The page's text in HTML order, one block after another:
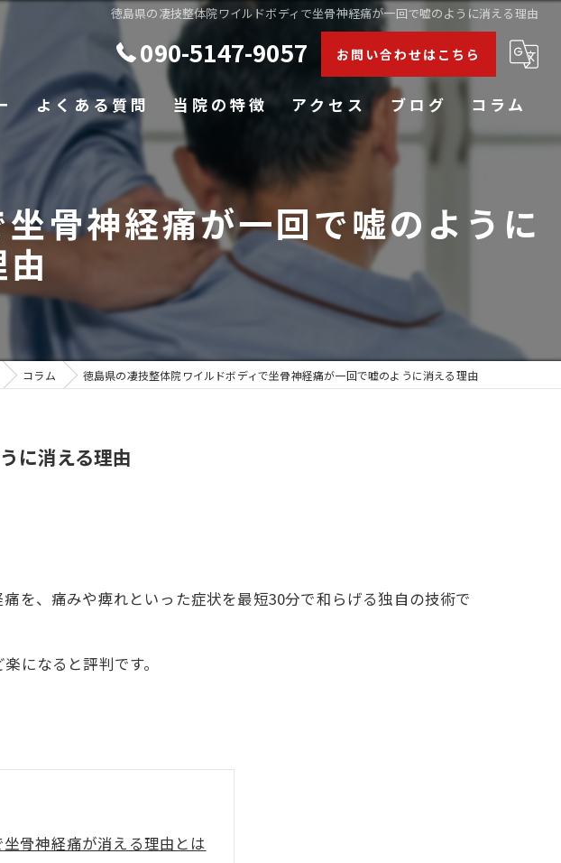
徳島県の凄技整体院ワイルドボディで坐骨神経痛が一回で嘘のように消える理由
090-5147-9057 お問い合わせはこちら
よくある質問 当院の特徴
肩こり
腰痛
五十肩
アクセス ブログ コラム
骨神経痛が一回で嘘のように
コラム 徳島県の凄技整体院ワイルドボディで坐骨神経痛が一回で嘘のように消える理由
に消える理由
を、痛みや痺れといった症状を最短30分で和らげる独自の技術で
になると評判です。
骨神経痛が消える理由とは